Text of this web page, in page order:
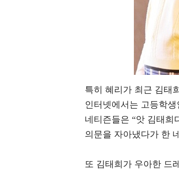
특히 혜리가 최근 김태
인터넷에서는 고등학
네티즌들은 “앗 김태희
의문을 자아냈다가 한
또 김태희가 우아한 드